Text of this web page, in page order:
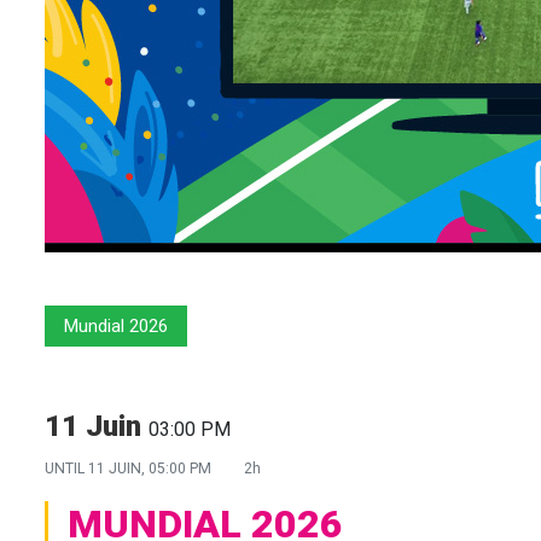
Mundial 2026
11 Juin 03:00 PM
UNTIL 11 JUIN, 05:00 PM 2h
MUNDIAL 2026